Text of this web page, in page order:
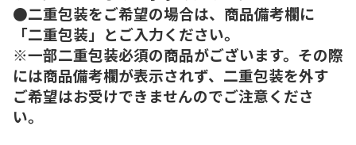
●二重包装をご希望の場合は、商品備考欄に
「二重包装」とご入力ください。
※一部二重包装必須の商品がございます。その際
には商品備考欄が表示されず、二重包装を外す
ご希望はお受けできませんのでご注意くださ
い。